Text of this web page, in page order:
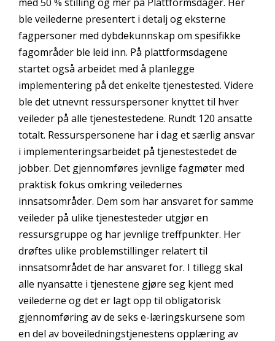
ble veilederne presentert i detalj og eksterne
fagpersoner med dybdekunnskap om spesifikke
fagområder ble leid inn. På plattformsdagene
startet også arbeidet med å planlegge
implementering på det enkelte tjenestested. Videre
ble det utnevnt ressurspersoner knyttet til hver
veileder på alle tjenestestedene. Rundt 120 ansatte
totalt. Ressurspersonene har i dag et særlig ansvar
i implementeringsarbeidet på tjenestestedet de
jobber. Det gjennomføres jevnlige fagmøter med
praktisk fokus omkring veiledernes
innsatsområder. Dem som har ansvaret for samme
veileder på ulike tjenestesteder utgjør en
ressursgruppe og har jevnlige treffpunkter. Her
drøftes ulike problemstillinger relatert til
innsatsområdet de har ansvaret for. I tillegg skal
alle nyansatte i tjenestene gjøre seg kjent med
veilederne og det er lagt opp til obligatorisk
gjennomføring av de seks e-læringskursene som
en del av boveiledningstjenestens opplæring av